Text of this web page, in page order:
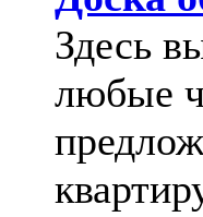
Здесь
любые